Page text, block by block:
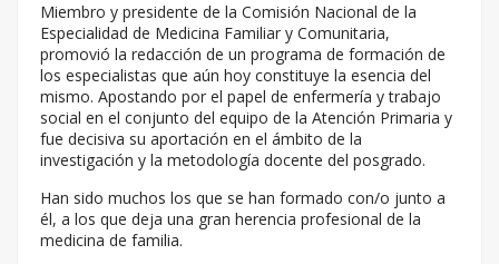
Miembro y presidente de la Comisión Nacional de la
Especialidad de Medicina Familiar y Comunitaria,
promovió la redacción de un programa de formación de
los especialistas que aún hoy constituye la esencia del
mismo. Apostando por el papel de enfermería y trabajo
social en el conjunto del equipo de la Atención Primaria y
fue decisiva su aportación en el ámbito de la
investigación y la metodología docente del posgrado.
Han sido muchos los que se han formado con/o junto a
él, a los que deja una gran herencia profesional de la
medicina de familia.